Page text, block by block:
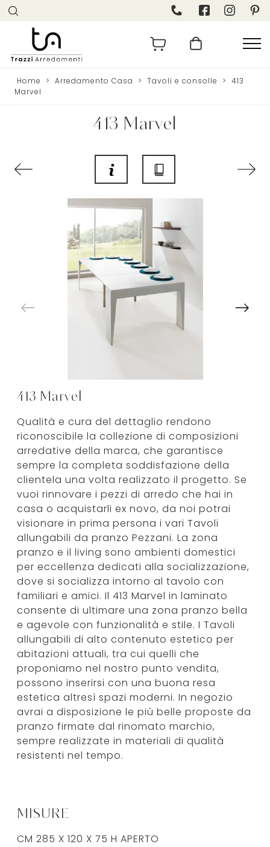
Home > Arredamento Casa > Tavoli e consolle > 413
Marvel
413 Marvel
413 Marvel
Qualità e cura del dettaglio rendono
riconoscibile la collezione di composizioni
arredative della marca, che garantisce
sempre la completa soddisfazione della
clientela una volta realizzato il progetto. Se
vuoi rinnovare i pezzi di arredo che hai in
casa o acquistarli ex novo, da noi potrai
visionare in prima persona i vari Tavoli
allungabili da pranzo Pezzani. La zona
pranzo e il living sono ambienti domestici
per eccellenza dedicati alla socializzazione,
dove si socializza intorno al tavolo con
familiari e amici. Il 413 Marvel in laminato
consente di ultimare una zona pranzo bella
e agevole con funzionalità e stile. I Tavoli
allungabili di alto contenuto estetico per
abitazioni attuali, tra cui quelli che
proponiamo nel nostro punto vendita,
possono inserirsi con una buona resa
estetica altresì spazi moderni. In negozio
avrai a disposizione le più belle proposte da
pranzo firmate dal rinomato marchio,
sempre realizzate in materiali di qualità
resistenti nel tempo.
MISURE
CM 285 X 120 X 75 H APERTO